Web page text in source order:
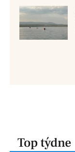
Top týdne